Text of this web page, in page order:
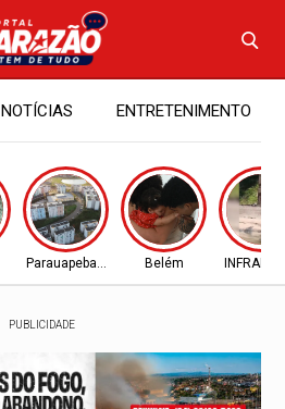
NOTÍCIAS ENTRETENIMENTO
Parauapebas - PA Belém
PUBLICIDADE